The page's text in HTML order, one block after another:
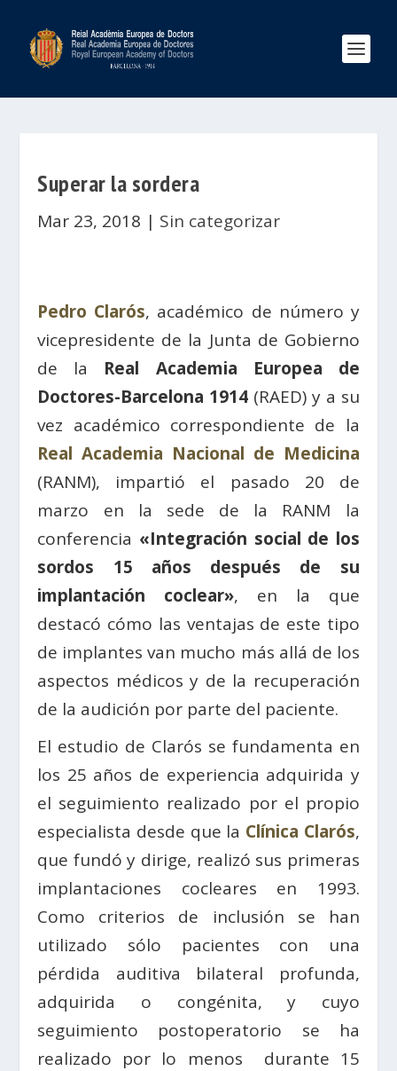
Superar la sordera
Mar 23, 2018 | Sin categorizar
Pedro Clarós, académico de número y
vicepresidente de la Junta de Gobierno
de la Real Academia Europea de
Doctores-Barcelona 1914 (RAED) y a su
vez académico correspondiente de la
Real Academia Nacional de Medicina
(RANM), impartió el pasado 20 de
marzo en la sede de la RANM la
conferencia «Integración social de los
sordos 15 años después de su
implantación coclear», en la que
destacó cómo las ventajas de este tipo
de implantes van mucho más allá de los
aspectos médicos y de la recuperación
de la audición por parte del paciente.
El estudio de Clarós se fundamenta en
los 25 años de experiencia adquirida y
el seguimiento realizado por el propio
especialista desde que la Clínica Clarós,
que fundó y dirige, realizó sus primeras
implantaciones cocleares en 1993.
Como criterios de inclusión se han
utilizado sólo pacientes con una
pérdida auditiva bilateral profunda,
adquirida o congénita, y cuyo
seguimiento postoperatorio se ha
realizado por lo menos durante 15